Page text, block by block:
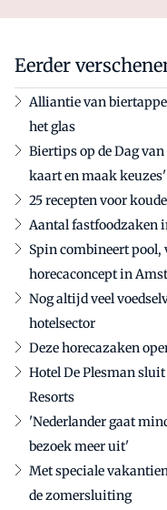
Eerder
Alliantie van
het glas
Biertips op de Dag
kaart en maak keuzes'
25 recepten voor
Aantal fastfoodzaken
Spin combineert
horecaconcept in
Nog altijd veel
hotelsector
Deze horecazaken
Hotel De Plesman
Resorts
'Nederlander gaat
bezoek meer uit'
Met speciale
de zomersluiting